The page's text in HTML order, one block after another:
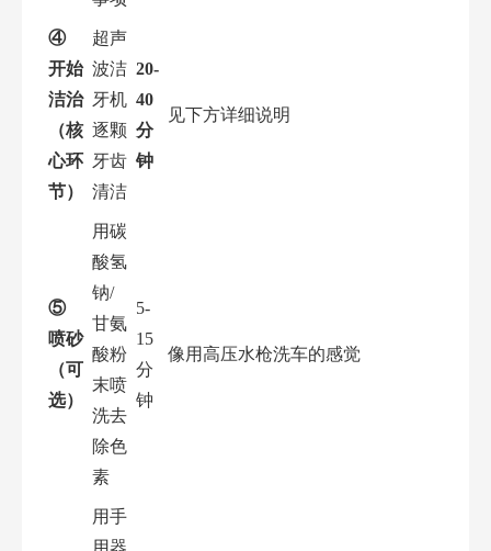
④
开始
洁治
（核
心环
节）
超声
波洁
牙机
逐颗
牙齿
清洁
20-
40
分
钟
见下方详细说明
⑤
喷砂
（可
选）
用碳
酸氢
钠/
甘氨
酸粉
末喷
洗去
除色
素
5-
15
分
钟
像用高压水枪洗车的感觉
用手